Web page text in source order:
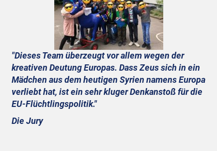
"Dieses Team überzeugt vor allem wegen der
kreativen Deutung Europas. Dass Zeus sich in ein
Mädchen aus dem heutigen Syrien namens Europa
verliebt hat, ist ein sehr kluger Denkanstoß für die
EU-Flüchtlingspolitik."
Die Jury